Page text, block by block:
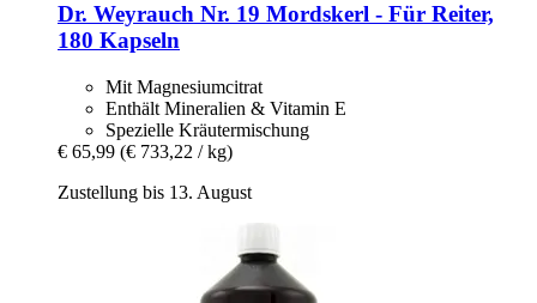
Dr. Weyrauch Nr. 19 Mordskerl -​ Für Reiter,
180 Kapseln
Mit Magnesiumcitrat
Enthält Mineralien & Vitamin E
Spezielle Kräutermischung
€ 65,99 (€ 733,22 / kg)
Zustellung bis 13. August